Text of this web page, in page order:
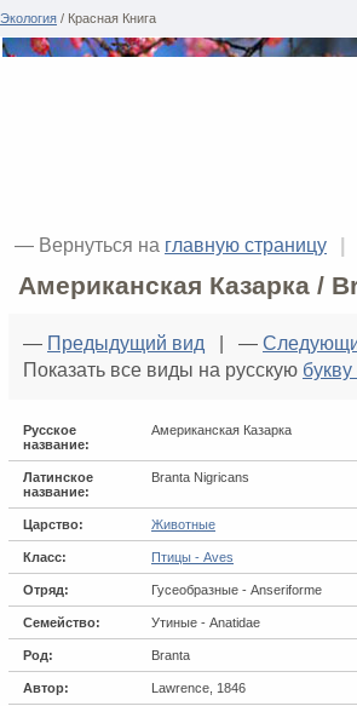
Экология / Красная Книга
— Вернуться на главную страницу |
Американская Казарка /
— Предыдущий вид | —
Показать все виды на русскую
Русское
название:
Американская Казарка
Латинское
название:
Branta Nigricans
Царство: Животные
Класс: Птицы - Aves
Отряд: Гусеобразные - Anseriforme
Семейство: Утиные - Anatidae
Род: Branta
Автор: Lawrence, 1846